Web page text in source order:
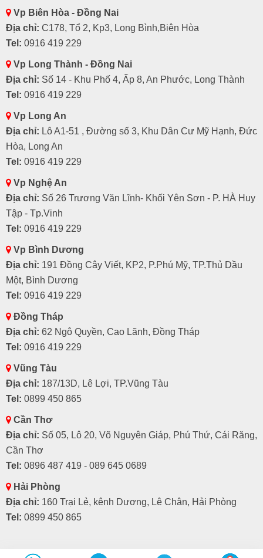
Vp Biên Hòa - Đồng Nai
Địa chỉ: C178, Tổ 2, Kp3, Long Bình,Biên Hòa
Tel: 0916 419 229
Vp Long Thành - Đồng Nai
Địa chỉ: Số 14 - Khu Phố 4, Ấp 8, An Phước, Long Thành
Tel: 0916 419 229
Vp Long An
Địa chỉ: Lô A1-51 , Đường số 3, Khu Dân Cư Mỹ Hạnh, Đức
Hòa, Long An
Tel: 0916 419 229
Vp Nghệ An
Địa chỉ: Số 26 Trương Văn Lĩnh- Khối Yên Sơn - P. HÀ Huy
Tập - Tp.Vinh
Tel: 0916 419 229
Vp Bình Dương
Địa chỉ: 191 Đồng Cây Viết, KP2, P.Phú Mỹ, TP.Thủ Dầu
Một, Bình Dương
Tel: 0916 419 229
Đồng Tháp
Địa chỉ: 62 Ngô Quyền, Cao Lãnh, Đồng Tháp
Tel: 0916 419 229
Vũng Tàu
Địa chỉ: 187/13D, Lê Lợi, TP.Vũng Tàu
Tel: 0899 450 865
Cần Thơ
Địa chỉ: Số 05, Lô 20, Võ Nguyên Giáp, Phú Thứ, Cái Răng,
Cần Thơ
Tel: 0896 487 419 - 089 645 0689
Hải Phòng
Địa chỉ: 160 Trại Lẻ, kênh Dương, Lê Chân, Hải Phòng
Tel: 0899 450 865